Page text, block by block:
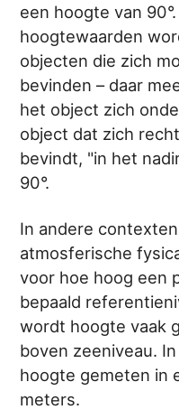
een hoogte van
hoogtewaarden
objecten die zich
bevinden – daar
het object zich
object dat zich
bevindt, "in het
90°.
In andere
atmosferische
voor hoe hoog een
bepaald
wordt hoogte vaak
boven zeeniveau.
hoogte gemeten in
meters.